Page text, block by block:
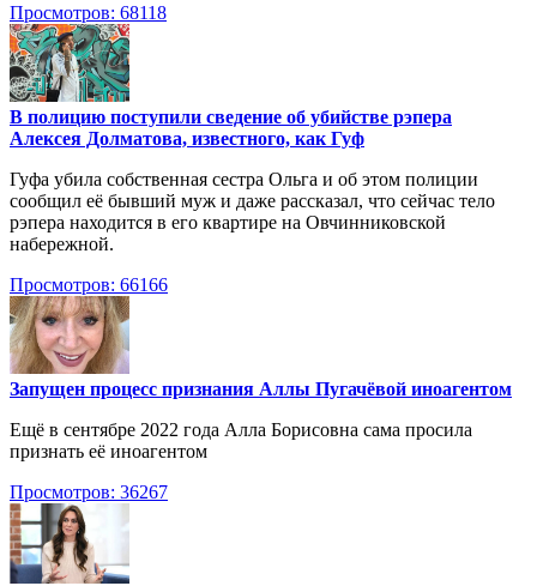
Просмотров: 68118
В полицию поступили сведение об убийстве рэпера
Алексея Долматова, известного, как Гуф
Гуфа убила собственная сестра Ольга и об этом полиции
сообщил её бывший муж и даже рассказал, что сейчас тело
рэпера находится в его квартире на Овчинниковской
набережной.
Просмотров: 66166
Запущен процесс признания Аллы Пугачёвой иноагентом
Ещё в сентябре 2022 года Алла Борисовна сама просила
признать её иноагентом
Просмотров: 36267